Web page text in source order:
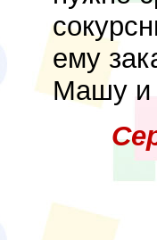
ему
Машу и